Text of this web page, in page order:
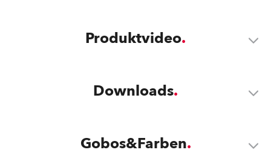
Produktvideo
Downloads
Gobos&Farben